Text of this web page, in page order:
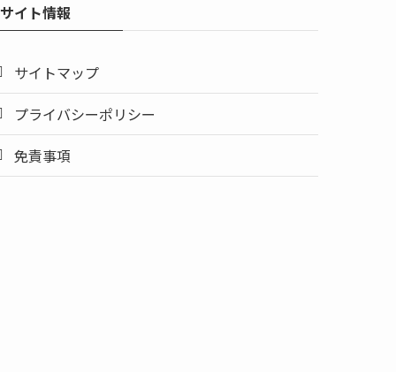
サイト情報
サイトマップ
プライバシーポリシー
免責事項